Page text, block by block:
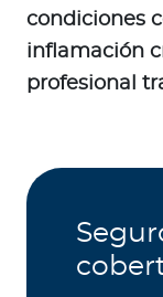
condiciones
inflamación
profesional